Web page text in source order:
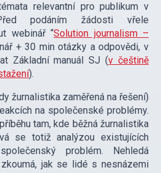
relevantní pro publikum v
podáním žádosti vřele
webinář “Solution journalism –
+ 30 min otázky a odpovědi, v
Základní manuál SJ (v češtině
).
žurnalistika zaměřená na řešení)
na společenské problémy.
tam, kde běžná žurnalistika
se totiž analýzou existujících
problém. Nehledá
jak se lidé s nesnázemi